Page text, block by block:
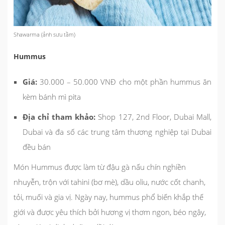
Shawarma (ảnh sưu tầm)
Hummus
Giá: 30.000 – 50.000 VNĐ cho một phần hummus ăn
kèm bánh mì pita
Địa chỉ tham khảo: Shop 127, 2nd Floor, Dubai Mall,
Dubai và đa số các trung tâm thương nghiệp tại Dubai
đều bán
Món Hummus được làm từ đậu gà nấu chín nghiền
nhuyễn, trộn với tahini (bơ mè), dầu oliu, nước cốt chanh,
tỏi, muối và gia vị. Ngày nay, hummus phổ biến khắp thế
giới và được yêu thích bởi hương vị thơm ngon, béo ngậy,